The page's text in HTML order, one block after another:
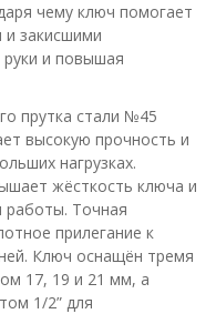
чему ключ помогает
и закисшими
руки и повышая
прутка стали №45
высокую прочность и
нагрузках.
жёсткость ключа и
Точная
прилегание к
Ключ оснащён тремя
17, 19 и 21 мм, а
1/2” для